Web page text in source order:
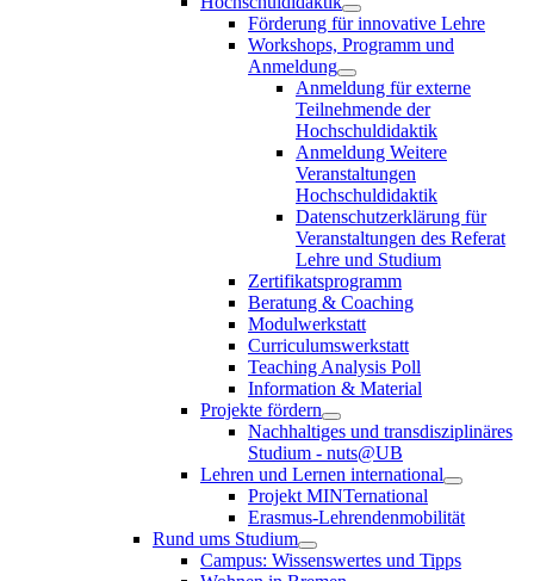
Förderung für innovative Lehre
Workshops, Programm und
Anmeldung
Anmeldung für externe
Teilnehmende der
Hochschuldidaktik
Anmeldung Weitere
Veranstaltungen
Hochschuldidaktik
Datenschutzerklärung für
Veranstaltungen des Referat
Lehre und Studium
Zertifikatsprogramm
Beratung & Coaching
Modulwerkstatt
Curriculumswerkstatt
Teaching Analysis Poll
Information & Material
Projekte fördern
Nachhaltiges und transdisziplinäres
Studium - nuts@UB
Lehren und Lernen international
Projekt MINTernational
Erasmus-Lehrendenmobilität
Rund ums Studium
Campus: Wissenswertes und Tipps